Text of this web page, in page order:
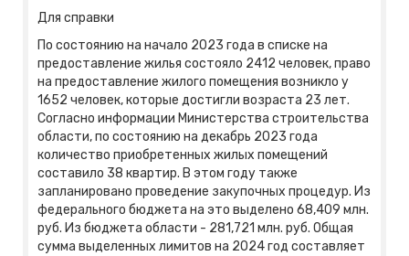
Для справки
По состоянию на начало 2023 года в списке на
предоставление жилья состояло 2412 человек, право
на предоставление жилого помещения возникло у
1652 человек, которые достигли возраста 23 лет.
Согласно информации Министерства строительства
области, по состоянию на декабрь 2023 года
количество приобретенных жилых помещений
составило 38 квартир. В этом году также
запланировано проведение закупочных процедур. Из
федерального бюджета на это выделено 68,409 млн.
руб. Из бюджета области - 281,721 млн. руб. Общая
сумма выделенных лимитов на 2024 год составляет